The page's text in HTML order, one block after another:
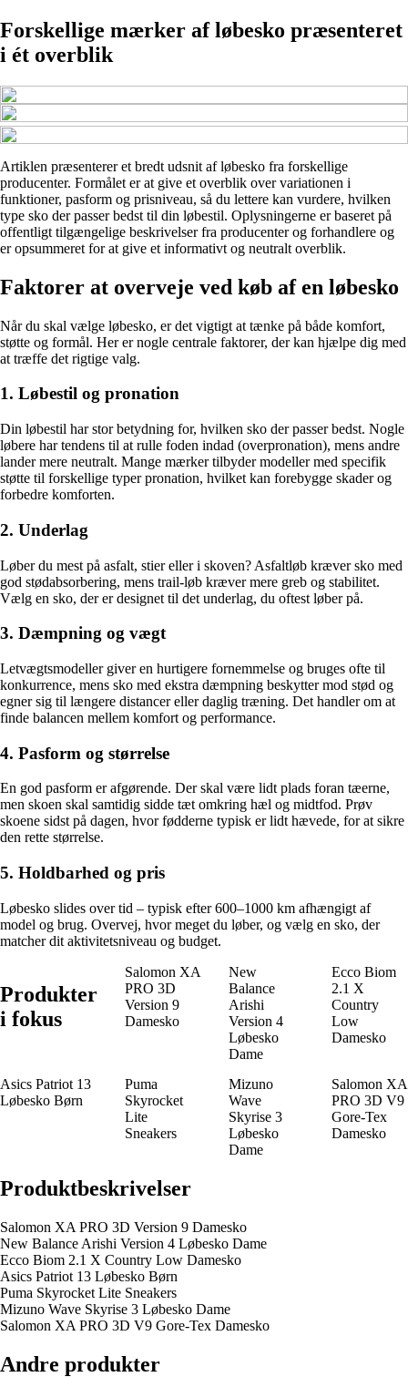
Forskellige mærker af løbesko præsenteret
i ét overblik
Artiklen præsenterer et bredt udsnit af løbesko fra forskellige
producenter. Formålet er at give et overblik over variationen i
funktioner, pasform og prisniveau, så du lettere kan vurdere, hvilken
type sko der passer bedst til din løbestil. Oplysningerne er baseret på
offentligt tilgængelige beskrivelser fra producenter og forhandlere og
er opsummeret for at give et informativt og neutralt overblik.
Faktorer at overveje ved køb af en løbesko
Når du skal vælge løbesko, er det vigtigt at tænke på både komfort,
støtte og formål. Her er nogle centrale faktorer, der kan hjælpe dig med
at træffe det rigtige valg.
1. Løbestil og pronation
Din løbestil har stor betydning for, hvilken sko der passer bedst. Nogle
løbere har tendens til at rulle foden indad (overpronation), mens andre
lander mere neutralt. Mange mærker tilbyder modeller med specifik
støtte til forskellige typer pronation, hvilket kan forebygge skader og
forbedre komforten.
2. Underlag
Løber du mest på asfalt, stier eller i skoven? Asfaltløb kræver sko med
god stødabsorbering, mens trail-løb kræver mere greb og stabilitet.
Vælg en sko, der er designet til det underlag, du oftest løber på.
3. Dæmpning og vægt
Letvægtsmodeller giver en hurtigere fornemmelse og bruges ofte til
konkurrence, mens sko med ekstra dæmpning beskytter mod stød og
egner sig til længere distancer eller daglig træning. Det handler om at
finde balancen mellem komfort og performance.
4. Pasform og størrelse
En god pasform er afgørende. Der skal være lidt plads foran tæerne,
men skoen skal samtidig sidde tæt omkring hæl og midtfod. Prøv
skoene sidst på dagen, hvor fødderne typisk er lidt hævede, for at sikre
den rette størrelse.
5. Holdbarhed og pris
Løbesko slides over tid – typisk efter 600–1000 km afhængigt af
model og brug. Overvej, hvor meget du løber, og vælg en sko, der
matcher dit aktivitetsniveau og budget.
Produkter
i fokus
Salomon XA
PRO 3D
Version 9
Damesko
New
Balance
Arishi
Version 4
Løbesko
Dame
Ecco Biom
2.1 X
Country
Low
Damesko
Asics Patriot 13
Løbesko Børn
Puma
Skyrocket
Lite
Sneakers
Mizuno
Wave
Skyrise 3
Løbesko
Dame
Salomon XA
PRO 3D V9
Gore-Tex
Damesko
Produktbeskrivelser
Salomon XA PRO 3D Version 9 Damesko
New Balance Arishi Version 4 Løbesko Dame
Ecco Biom 2.1 X Country Low Damesko
Asics Patriot 13 Løbesko Børn
Puma Skyrocket Lite Sneakers
Mizuno Wave Skyrise 3 Løbesko Dame
Salomon XA PRO 3D V9 Gore-Tex Damesko
Andre produkter